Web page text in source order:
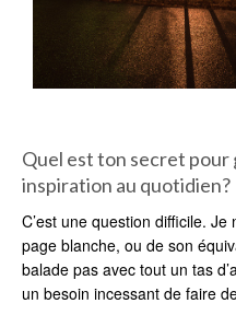
Quel est ton secret
inspiration au quotidien?
C’est une question difficile. Je
page blanche, ou de son
balade pas avec tout un tas
un besoin incessant de faire